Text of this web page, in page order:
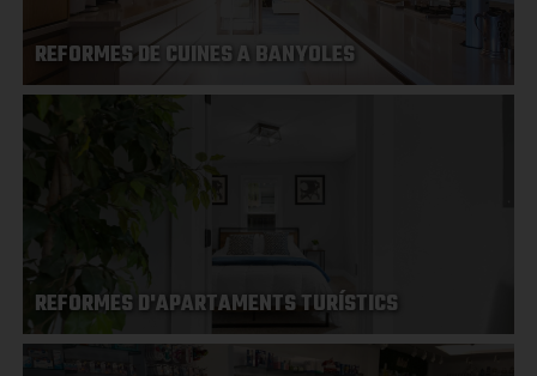
REFORMES DE CUINES A BANYOLES
REFORMES D'APARTAMENTS TURÍSTICS